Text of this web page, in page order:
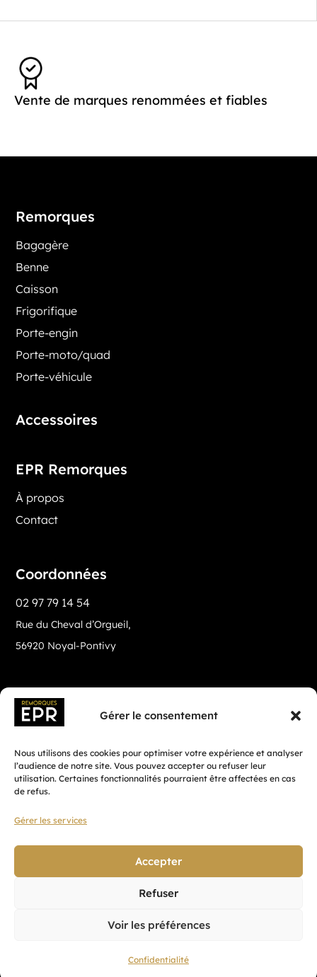
Gérer le consentement
Nous utilisons des cookies pour optimiser votre expérience et analyser
l’audience de notre site. Vous pouvez accepter ou refuser leur
utilisation. Certaines fonctionnalités pourraient être affectées en cas
de refus.
Gérer les services
Accepter
Refuser
Voir les préférences
Confidentialité
Vente de marques renommées et fiables
Remorques
Bagagère
Benne
Caisson
Frigorifique
Porte-engin
Porte-moto/quad
Porte-véhicule
Accessoires
EPR Remorques
À propos
Contact
Coordonnées
02 97 79 14 54
Rue du Cheval d’Orgueil,
56920 Noyal-Pontivy